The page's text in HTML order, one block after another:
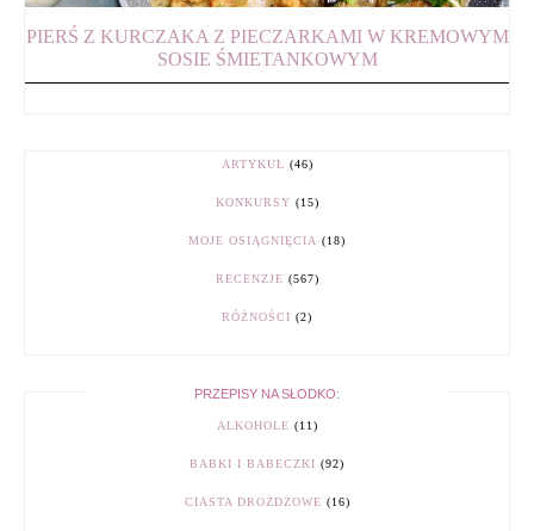
PIERŚ Z KURCZAKA Z PIECZARKAMI W KREMOWYM
SOSIE ŚMIETANKOWYM
ARTYKUŁ (46)
KONKURSY (15)
MOJE OSIĄGNIĘCIA (18)
RECENZJE (567)
RÓŻNOŚCI (2)
PRZEPISY NA SŁODKO:
ALKOHOLE (11)
BABKI I BABECZKI (92)
CIASTA DROŻDŻOWE (16)